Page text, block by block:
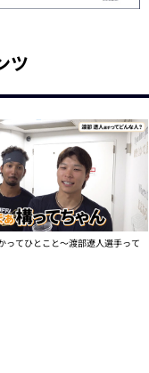
ツ
ってひとこと～渡部遼人選手って